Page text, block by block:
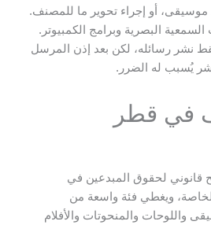
موسيقى، أو إجراء تحوير ما للمصنف.
البصرية وبرامج الكمبيوتر.
نشر رسائله، لكن بعد إذن المرسل
يُسبب له الضرر.
في قطر
لحقوق المبدعين في
الخاصة، ويغطي فئة واسعة من
واللوحات والمنحوتات والأفلام